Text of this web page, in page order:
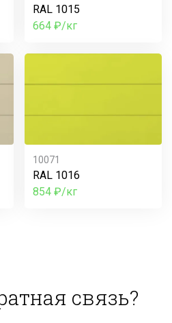
RAL 1015
664 ₽/кг
10071
RAL 1016
854 ₽/кг
связь?